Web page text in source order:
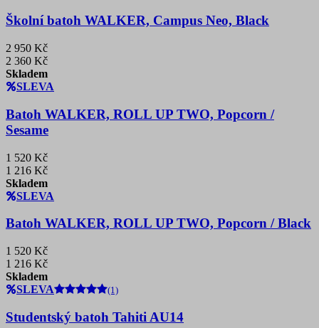
Školní batoh WALKER, Campus Neo, Black
2 950 Kč
2 360 Kč
Skladem
SLEVA
Batoh WALKER, ROLL UP TWO, Popcorn /
Sesame
1 520 Kč
1 216 Kč
Skladem
SLEVA
Batoh WALKER, ROLL UP TWO, Popcorn / Black
1 520 Kč
1 216 Kč
Skladem
SLEVA
(1)
Studentský batoh Tahiti AU14